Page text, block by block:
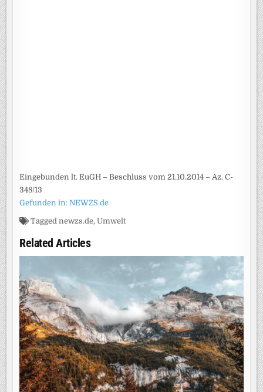
Eingebunden lt. EuGH – Beschluss vom 21.10.2014 – Az. C-
348/13
Gefunden in: NEWZS.de
Taggednewzs.de,Umwelt
Related Articles